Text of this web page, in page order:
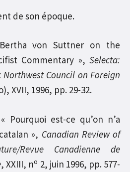
de son époque.
von Suttner on the
Commentary », Selecta:
Council on Foreign
XVII, 1996, pp. 29-32.
Pourquoi est-ce qu’on n’a
», Canadian Review of
Revue Canadienne de
, XXIII, no 2, juin 1996, pp. 577-